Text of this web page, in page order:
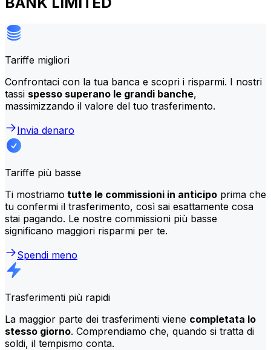
Tariffe migliori
Confrontaci con la tua banca e scopri i risparmi. I nostri
tassi spesso superano le grandi banche,
massimizzando il valore del tuo trasferimento.
Invia denaro
Tariffe più basse
Ti mostriamo tutte le commissioni in anticipo prima che
tu confermi il trasferimento, così sai esattamente cosa
stai pagando. Le nostre commissioni più basse
significano maggiori risparmi per te.
Spendi meno
Trasferimenti più rapidi
La maggior parte dei trasferimenti viene completata lo
stesso giorno. Comprendiamo che, quando si tratta di
soldi, il tempismo conta.